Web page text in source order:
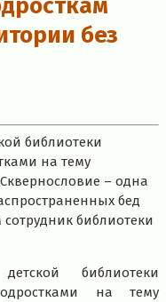
без
библиотеки
на тему
– одна
бед
библиотеки
библиотеки
на тему